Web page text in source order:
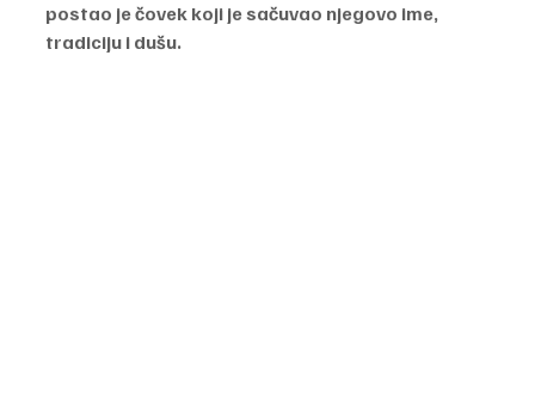
postao je čovek koji je sačuvao njegovo ime,
tradiciju i dušu.